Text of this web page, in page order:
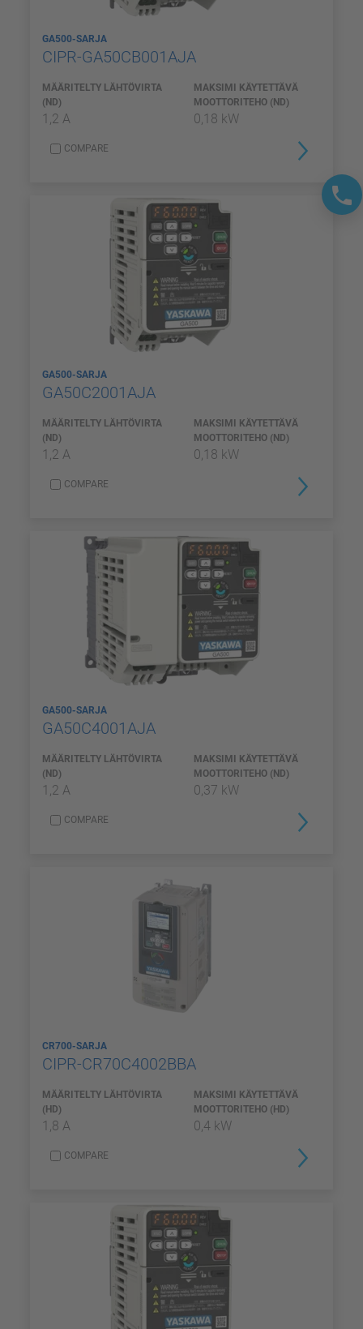
GA500-SARJA
CIPR-GA50CB001AJA
MÄÄRITELTY LÄHTÖVIRTA
(ND)
1,2 A
MAKSIMI KÄYTETTÄVÄ
MOOTTORITEHO (ND)
0,18 kW
COMPARE
GA500-SARJA
GA50C2001AJA
MÄÄRITELTY LÄHTÖVIRTA
(ND)
1,2 A
MAKSIMI KÄYTETTÄVÄ
MOOTTORITEHO (ND)
0,18 kW
COMPARE
GA500-SARJA
GA50C4001AJA
MÄÄRITELTY LÄHTÖVIRTA
(ND)
1,2 A
MAKSIMI KÄYTETTÄVÄ
MOOTTORITEHO (ND)
0,37 kW
COMPARE
CR700-SARJA
CIPR-CR70C4002BBA
MÄÄRITELTY LÄHTÖVIRTA
(HD)
1,8 A
MAKSIMI KÄYTETTÄVÄ
MOOTTORITEHO (HD)
0,4 kW
COMPARE